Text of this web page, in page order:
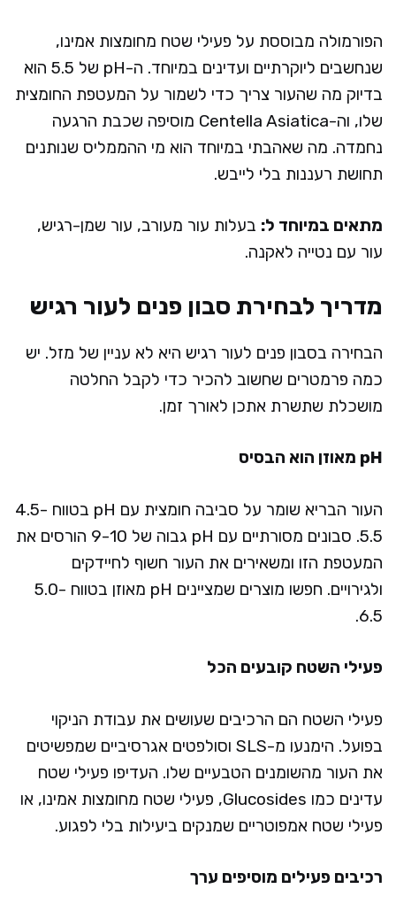
הפורמולה מבוססת על פעילי שטח מחומצות אמינו,
שנחשבים ליוקרתיים ועדינים במיוחד. ה-pH של 5.5 הוא
בדיוק מה שהעור צריך כדי לשמור על המעטפת החומצית
שלו, וה-Centella Asiatica מוסיפה שכבת הרגעה
נחמדה. מה שאהבתי במיוחד הוא מי ההממליס שנותנים
תחושת רעננות בלי לייבש.
מתאים במיוחד ל: בעלות עור מעורב, עור שמן-רגיש,
עור עם נטייה לאקנה.
מדריך לבחירת סבון פנים לעור רגיש
הבחירה בסבון פנים לעור רגיש היא לא עניין של מזל. יש
כמה פרמטרים שחשוב להכיר כדי לקבל החלטה
מושכלת שתשרת אתכן לאורך זמן.
pH מאוזן הוא הבסיס
העור הבריא שומר על סביבה חומצית עם pH בטווח 4.5-
5.5. סבונים מסורתיים עם pH גבוה של 9-10 הורסים את
המעטפת הזו ומשאירים את העור חשוף לחיידקים
ולגירויים. חפשו מוצרים שמציינים pH מאוזן בטווח 5.0-
6.5.
פעילי השטח קובעים הכל
פעילי השטח הם הרכיבים שעושים את עבודת הניקוי
בפועל. הימנעו מ-SLS וסולפטים אגרסיביים שמפשיטים
את העור מהשומנים הטבעיים שלו. העדיפו פעילי שטח
עדינים כמו Glucosides, פעילי שטח מחומצות אמינו, או
פעילי שטח אמפוטריים שמנקים ביעילות בלי לפגוע.
רכיבים פעילים מוסיפים ערך